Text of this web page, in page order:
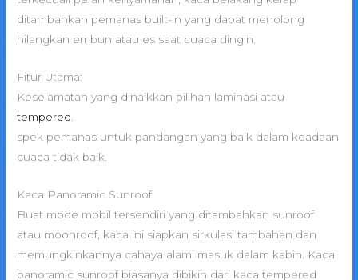
ditambahkan pemanas built-in yang dapat menolong
hilangkan embun atau es saat cuaca dingin.
Fitur Utama:
Keselamatan yang dinaikkan pilihan laminasi atau
tempered
spek pemanas untuk pandangan yang baik dalam keadaan
cuaca tidak baik.
Kaca Panoramic Sunroof
Buat mode mobil tersendiri yang ditambahkan sunroof
atau moonroof, kaca ini siapkan sirkulasi tambahan dan
memungkinkannya cahaya alami masuk dalam kabin. Kaca
panoramic sunroof biasanya dibikin dari kaca tempered